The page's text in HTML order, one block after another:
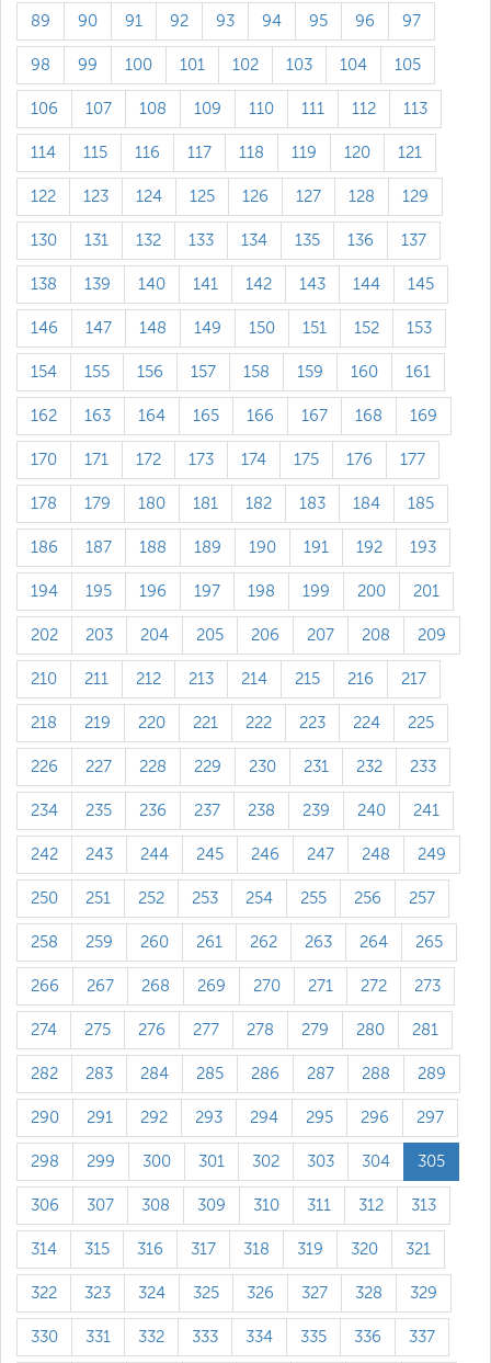
89 90 91 92 93 94 95 96 97
98 99 100 101 102 103 104 105
106 107 108 109 110 111 112 113
114 115 116 117 118 119 120 121
122 123 124 125 126 127 128 129
130 131 132 133 134 135 136 137
138 139 140 141 142 143 144 145
146 147 148 149 150 151 152 153
154 155 156 157 158 159 160 161
162 163 164 165 166 167 168 169
170 171 172 173 174 175 176 177
178 179 180 181 182 183 184 185
186 187 188 189 190 191 192 193
194 195 196 197 198 199 200 201
202 203 204 205 206 207 208 209
210 211 212 213 214 215 216 217
218 219 220 221 222 223 224 225
226 227 228 229 230 231 232 233
234 235 236 237 238 239 240 241
242 243 244 245 246 247 248 249
250 251 252 253 254 255 256 257
258 259 260 261 262 263 264 265
266 267 268 269 270 271 272 273
274 275 276 277 278 279 280 281
282 283 284 285 286 287 288 289
290 291 292 293 294 295 296 297
298 299 300 301 302 303 304 305
306 307 308 309 310 311 312 313
314 315 316 317 318 319 320 321
322 323 324 325 326 327 328 329
330 331 332 333 334 335 336 337